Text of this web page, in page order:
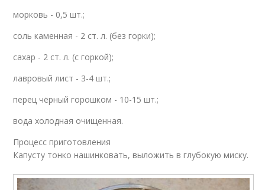
морковь - 0,5 шт.;
соль каменная - 2 ст. л. (без горки);
сахар - 2 ст. л. (с горкой);
лавровый лист - 3-4 шт.;
перец чёрный горошком - 10-15 шт.;
вода холодная очищенная.
Процесс приготовления
Капусту тонко нашинковать, выложить в глубокую миску.